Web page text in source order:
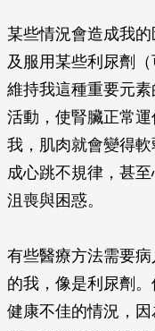
某些情況會造成我
及服用某些利尿劑
維持我這種重要元
活動，使腎臟正常
我，肌肉就會變得
成心跳不規律，甚
沮喪與困惑。
有些醫療方法需要
的我，像是利尿劑
健康不佳的情況，